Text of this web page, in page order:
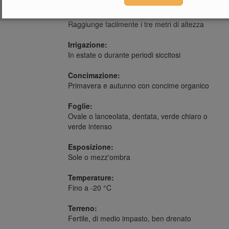
Raggiunge facilmente i tre metri di altezza
Irrigazione:
In estate o durante periodi siccitosi
Concimazione:
Primavera e autunno con concime organico
Foglie:
Ovale o lanceolata, dentata, verde chiaro o
verde intenso
Esposizione:
Sole o mezz'ombra
Temperature:
Fino a -20 °C
Terreno:
Fertile, di medio impasto, ben drenato